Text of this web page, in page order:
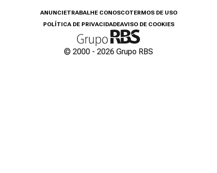
ANUNCIETRABALHE CONOSCOTERMOS DE USO
POLÍTICA DE PRIVACIDADEAVISO DE COOKIES
© 2000 - 2026 Grupo RBS